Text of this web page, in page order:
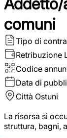
comuni
Tipo di
Retribuzione
Codice
Data di
Città Ostuni
La risorsa si
struttura, bagni,